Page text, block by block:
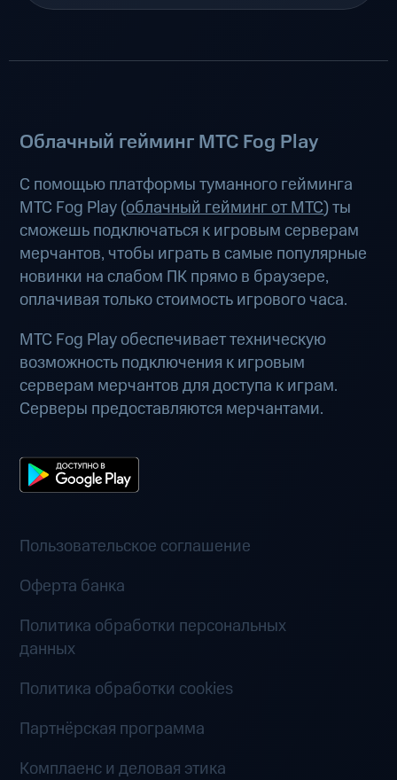
Облачный гейминг МТС Fog Play
С помощью платформы туманного гейминга
МТС Fog Play (облачный гейминг от МТС) ты
сможешь подключаться к игровым серверам
мерчантов, чтобы играть в самые популярные
новинки на слабом ПК прямо в браузере,
оплачивая только стоимость игрового часа.
МТС Fog Play обеспечивает техническую
возможность подключения к игровым
серверам мерчантов для доступа к играм.
Серверы предоставляются мерчантами.
Пользовательское соглашение
Оферта банка
Политика обработки персональных
данных
Политика обработки cookies
Партнёрская программа
Комплаенс и деловая этика